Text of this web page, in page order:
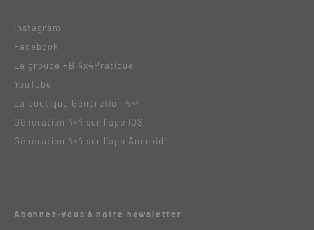
Instagram
Facebook
Le groupe FB 4x4Pratique
YouTube
La boutique Génération 4×4
Génération 4×4 sur l’app IOS
Génération 4×4 sur l’app Android
Abonnez-vous à notre newsletter